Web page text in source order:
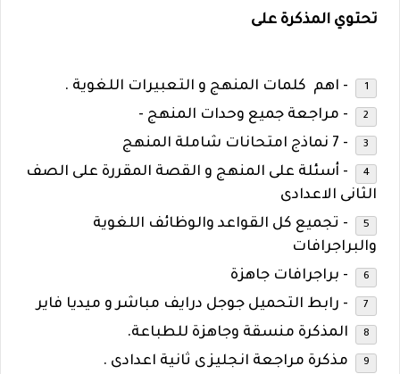
تحتوي المذكرة على
- اهم كلمات المنهج و التعبيرات اللغوية .
- مراجعة جميع وحدات المنهج -
- 7 نماذج امتحانات شاملة المنهج
- أسئلة على المنهج و القصة المقررة على الصف
الثانى الاعدادى
- تجميع كل القواعد والوظائف اللغوية
والبراجرافات
- براجرافات جاهزة
- رابط التحميل جوجل درايف مباشر و ميديا فاير
المذكرة منسقة وجاهزة للطباعة.
مذكرة مراجعة انجليزى ثانية اعدادى .